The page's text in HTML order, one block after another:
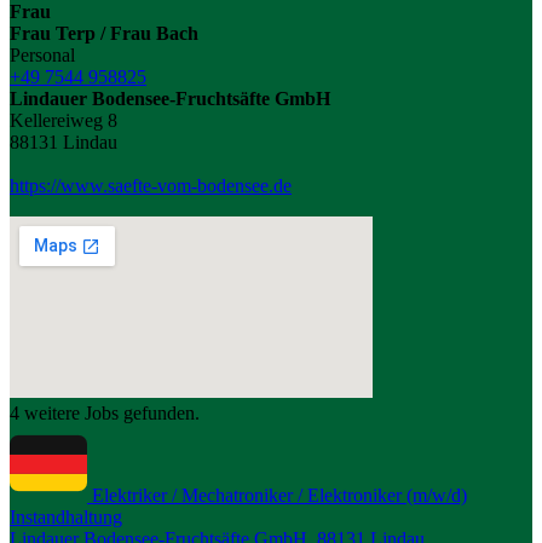
Frau
Frau Terp / Frau Bach
Personal
+49 7544 958825
Lindauer Bodensee-Fruchtsäfte GmbH
Kellereiweg 8
88131 Lindau
https://www.saefte-vom-bodensee.de
4 weitere Jobs gefunden.
Elektriker / Mechatroniker / Elektroniker (m/w/d)
Instandhaltung
Lindauer Bodensee-Fruchtsäfte GmbH, 88131 Lindau